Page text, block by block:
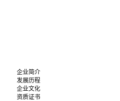
企业简介
发展历程
企业文化
资质证书